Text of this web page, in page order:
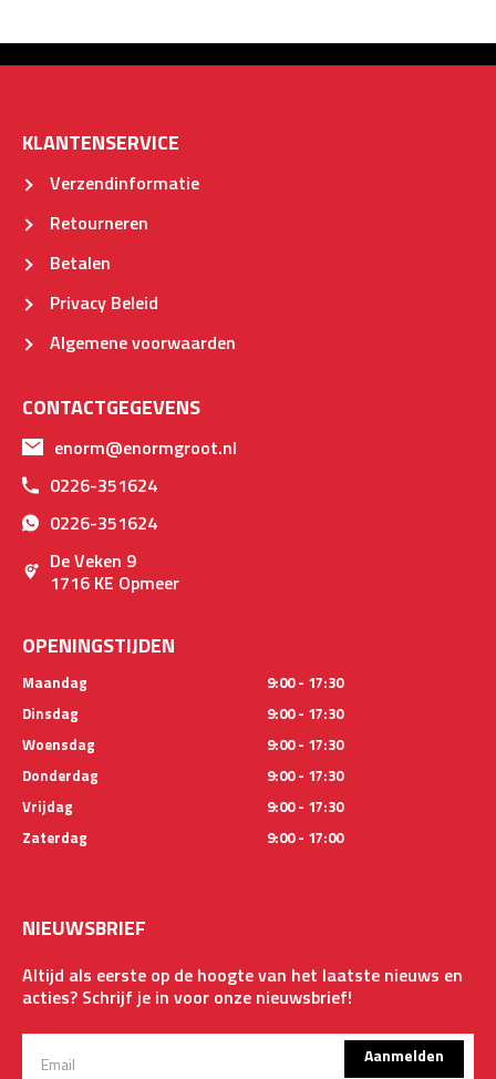
KLANTENSERVICE
Verzendinformatie
Retourneren
Betalen
Privacy Beleid
Algemene voorwaarden
CONTACTGEGEVENS
enorm@enormgroot.nl
0226-351624
0226-351624
De Veken 9
1716 KE Opmeer
OPENINGSTIJDEN
Maandag
9:00 - 17:30
Dinsdag
9:00 - 17:30
Woensdag
9:00 - 17:30
Donderdag
9:00 - 17:30
Vrijdag
9:00 - 17:30
Zaterdag
9:00 - 17:00
NIEUWSBRIEF
Altijd als eerste op de hoogte van het laatste nieuws en
acties? Schrijf je in voor onze nieuwsbrief!
Aanmelden